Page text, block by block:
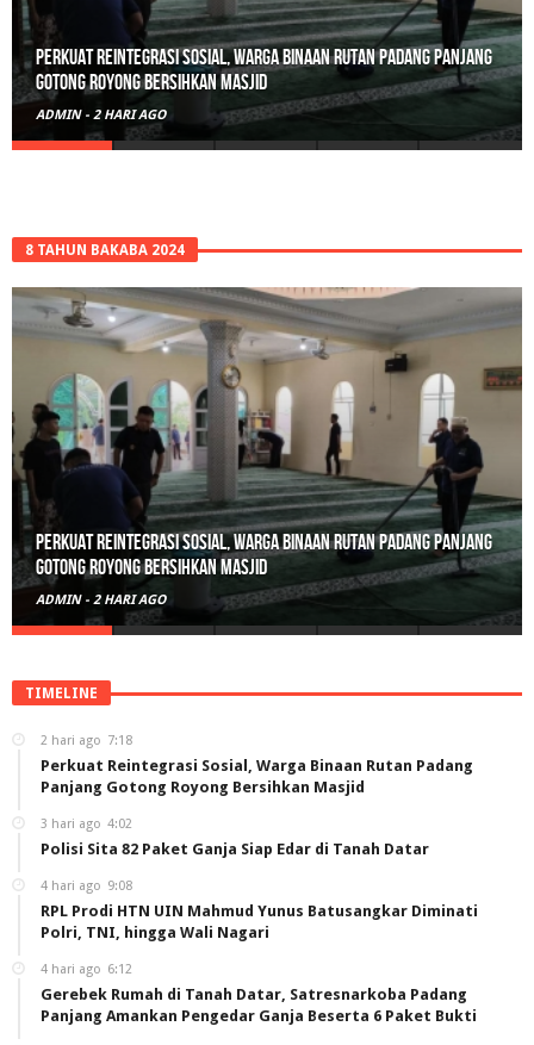
Perkuat Reintegrasi Sosial, Warga Binaan Rutan Padang Panjang
Gotong Royong Bersihkan Masjid
ADMIN - 2 HARI AGO
8 TAHUN BAKABA 2024
Perkuat Reintegrasi Sosial, Warga Binaan Rutan Padang Panjang
Gotong Royong Bersihkan Masjid
ADMIN - 2 HARI AGO
TIMELINE
2 hari ago 7:18
Perkuat Reintegrasi Sosial, Warga Binaan Rutan Padang
Panjang Gotong Royong Bersihkan Masjid
3 hari ago 4:02
Polisi Sita 82 Paket Ganja Siap Edar di Tanah Datar
4 hari ago 9:08
RPL Prodi HTN UIN Mahmud Yunus Batusangkar Diminati
Polri, TNI, hingga Wali Nagari
4 hari ago 6:12
Gerebek Rumah di Tanah Datar, Satresnarkoba Padang
Panjang Amankan Pengedar Ganja Beserta 6 Paket Bukti